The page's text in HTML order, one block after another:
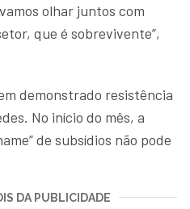
olhar juntos com
que é sobrevivente”,
demonstrado resistência
No início do mês, a
de subsídios não pode
DA PUBLICIDADE